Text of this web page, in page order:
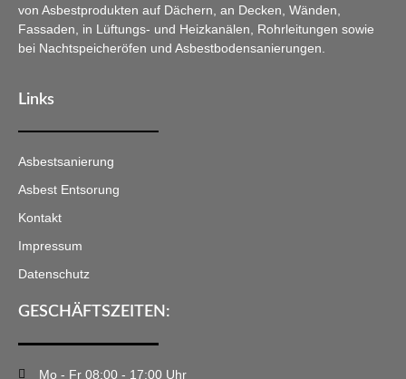
von Asbestprodukten auf Dächern, an Decken, Wänden,
Fassaden, in Lüftungs- und Heizkanälen, Rohrleitungen sowie
bei Nachtspeicheröfen und Asbestbodensanierungen.
Links
Asbestsanierung
Asbest Entsorung
Kontakt
Impressum
Datenschutz
GESCHÄFTSZEITEN:
Mo - Fr 08:00 - 17:00 Uhr